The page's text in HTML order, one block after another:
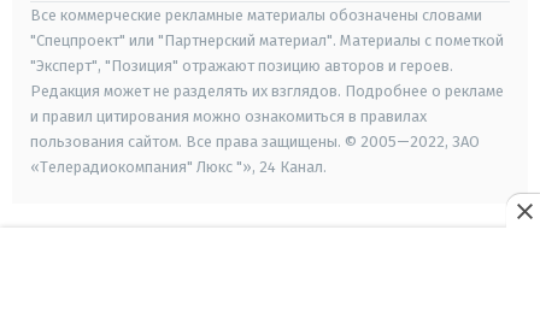
Все коммерческие рекламные материалы обозначены словами
"Спецпроект" или "Партнерский материал". Материалы с пометкой
"Эксперт", "Позиция" отражают позицию авторов и героев.
Редакция может не разделять их взглядов. Подробнее о рекламе
и правил цитирования можно ознакомиться в правилах
пользования сайтом. Все права защищены. © 2005—2022, ЗАО
«Телерадиокомпания" Люкс "», 24 Канал.